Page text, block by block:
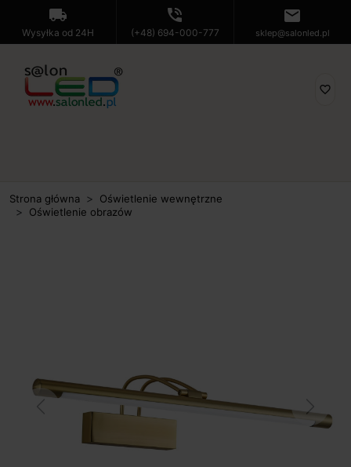
local_shipping
Wysyłka od 24H
phone_in_talk
(+48) 694-000-777
mail
sklep@salonled.pl
favorite_border
Strona główna
Oświetlenie wewnętrzne
Oświetlenie obrazów
Next